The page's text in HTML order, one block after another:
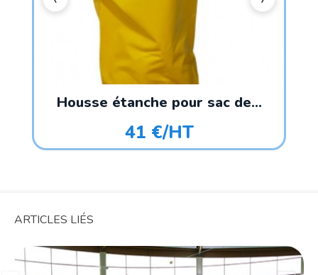
Housse étanche pour sac de...
41 €/HT
ARTICLES LIÉS